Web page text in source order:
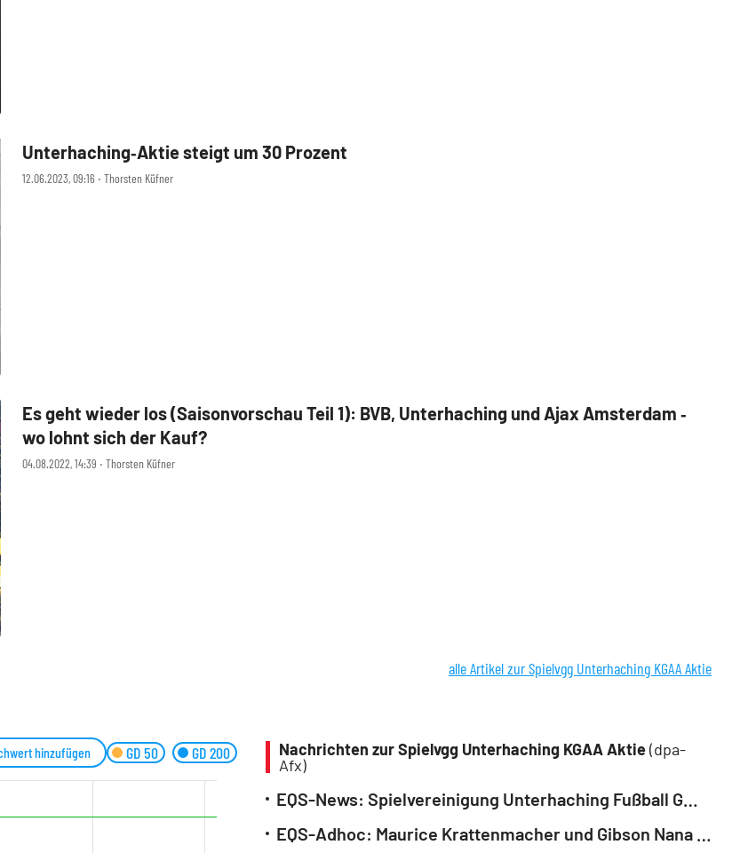
12.06.2023, 09:16 ‧ Thorsten Küfner
Unterhaching‑Aktie steigt um 30 Prozent
04.08.2022, 14:39 ‧ Thorsten Küfner
Es geht wieder los (Saisonvorschau Teil 1): BVB, Unterhaching und Ajax Amsterdam ‑
wo lohnt sich der Kauf?
alle Artikel zur Spielvgg Unterhaching KGAA Aktie
hinzufügen GD 50 GD 200 Nachrichten zur Spielvgg Unterhaching KGAA Aktie(dpa-
Afx)
EQS-News: Spielvereinigung Unterhaching Fußball GmbH & Co. KGaA hat eine langfristige und strategische Partnerschaft mit der FC Bayern München AG abgeschlossen (deutsch)
EQS-Adhoc: Maurice Krattenmacher und Gibson Nana Adu an den FC Bayern München verkauft (deutsch)